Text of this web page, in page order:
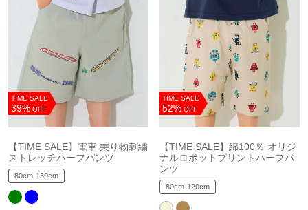
TIME SALE
39% OFF
【TIME SALE】電車 乗り物刺繍
ストレッチハーフパンツ
80cm-130cm
TIME SALE
52% OFF
【TIME SALE】綿100％ オリジ
ナルロボットプリントハーフパ
ンツ
80cm-120cm